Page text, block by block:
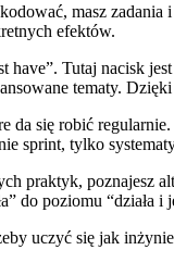
masz zadania
efektów.
Tutaj nacisk
tematy.
da się robić
sprint, tylko
praktyk, poznajesz
do poziomu “działa i
uczyć się jak